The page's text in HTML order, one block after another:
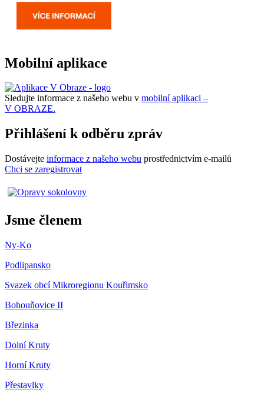
Mobilní aplikace
Sledujte informace z našeho webu v mobilní aplikaci –
V OBRAZE.
Přihlášení k odběru zpráv
Dostávejte informace z našeho webu prostřednictvím e-mailů
Chci se zaregistrovat
Jsme členem
Ny-Ko
Podlipansko
Svazek obcí Mikroregionu Kouřimsko
Bohouňovice II
Březinka
Dolní Kruty
Horní Kruty
Přestavlky